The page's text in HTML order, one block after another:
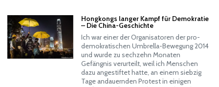
Hongkongs langer Kampf für Demokratie
– Die China-Geschichte
Ich war einer der Organisatoren der pro-
demokratischen Umbrella-Bewegung 2014
und wurde zu sechzehn Monaten
Gefängnis verurteilt, weil ich Menschen
dazu angestiftet hatte, an einem siebzig
Tage andauernden Protest in einigen